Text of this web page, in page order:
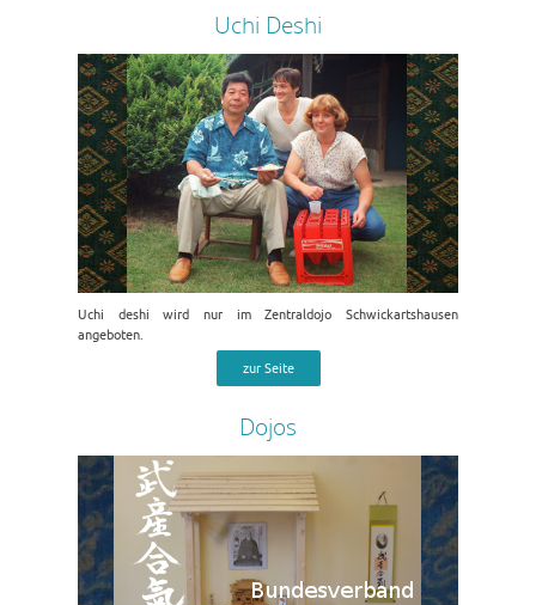
Uchi Deshi
Uchi deshi wird nur im Zentraldojo Schwickartshausen
angeboten.
zur Seite
Dojos